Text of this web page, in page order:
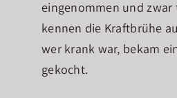
eingenommen und zwar
kennen die Kraftbrühe
wer krank war, bekam
gekocht.